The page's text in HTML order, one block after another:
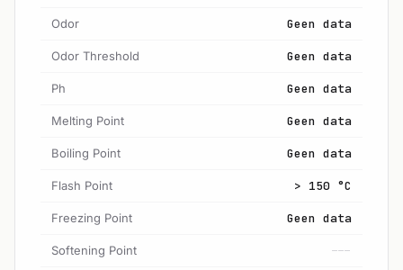
Odor Geen data
Odor Threshold Geen data
Ph Geen data
Melting Point Geen data
Boiling Point Geen data
Flash Point > 150 °C
Freezing Point Geen data
Softening Point ---